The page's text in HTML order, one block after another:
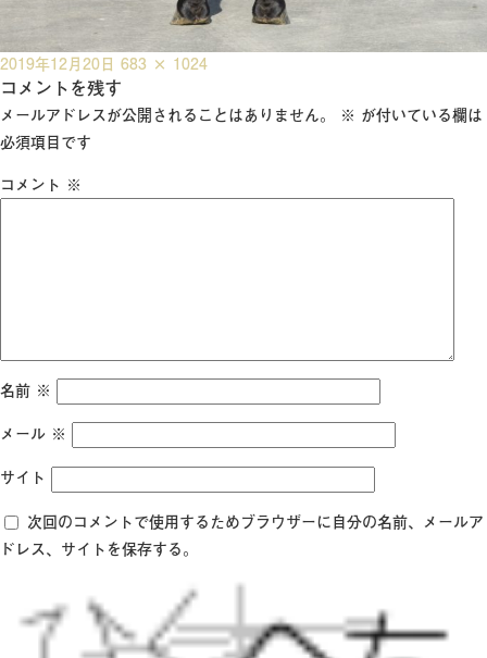
投
稿
日:
2019年12月20日 フ
ル
サ
683 × 1024
コメントを残す
メールアドレスが公開されることはありません。 ※ が付いている欄は
必須項目です
コメント ※
名前 ※
メール ※
サイト
次回のコメントで使用するためブラウザーに自分の名前、メールア
ドレス、サイトを保存する。